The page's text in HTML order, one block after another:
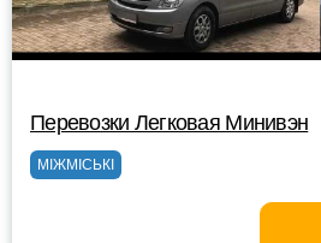
Перевозки Легковая Минивэн
МІЖМІСЬКІ